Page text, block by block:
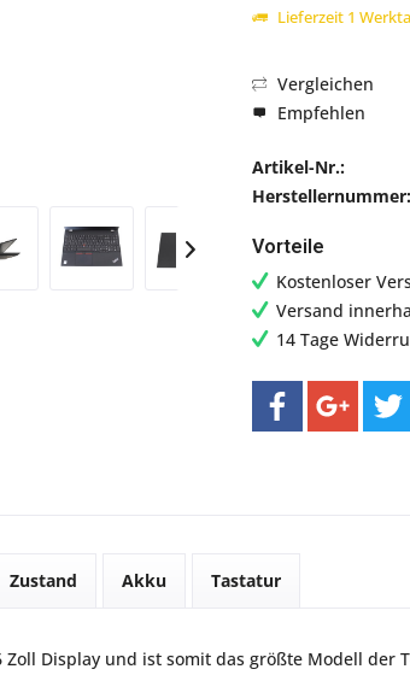
Lieferzeit 1
Vergleichen
Empfehlen
Artikel-Nr.:
Herstellernummer:
Vorteile
Kostenloser
Versand
14 Tage
Zustand Akku Tastatur
Zoll Display und ist somit das größte Modell der